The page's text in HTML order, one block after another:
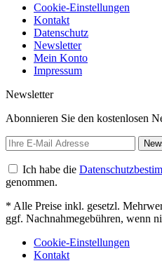
Cookie-Einstellungen
Kontakt
Datenschutz
Newsletter
Mein Konto
Impressum
Newsletter
Abonnieren Sie den kostenlosen
Ich habe die
genommen.
* Alle Preise inkl. gesetzl.
ggf. Nachnahmegebühren, wenn
Cookie-Einstellungen
Kontakt